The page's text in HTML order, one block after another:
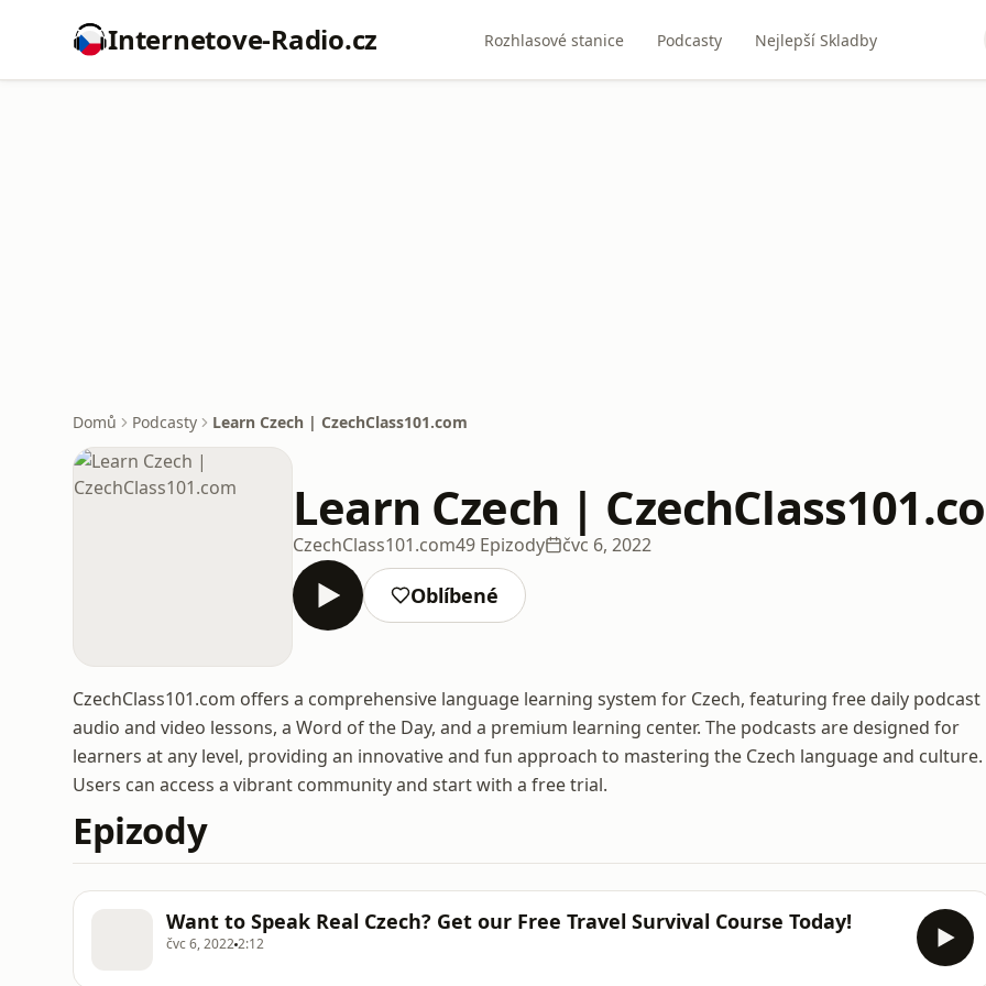
Internetove-Radio.cz Rozhlasové stanice Podcasty Nejlepší Skladby
Domů Podcasty Learn Czech | CzechClass101.com
Learn Czech |
CzechClass101.com49 Epizody čvc 6, 2022
Oblíbené
CzechClass101.com offers a comprehensive language learning system for Czech, featuring free daily podcast
audio and video lessons, a Word of the Day, and a premium learning center. The podcasts are designed for
learners at any level, providing an innovative and fun approach to mastering the Czech language and culture.
Users can access a vibrant community and start with a free trial.
Epizody
Want to Speak Real Czech? Get our Free Travel Survival Course Today!
čvc 6, 20222:12